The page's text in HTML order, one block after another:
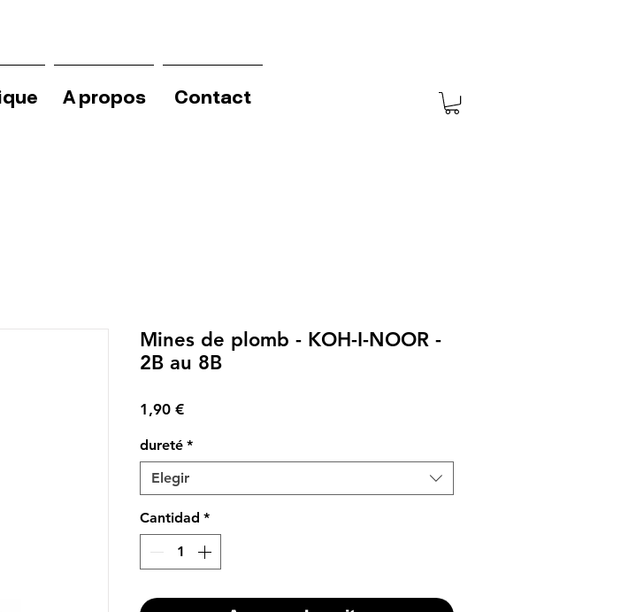
A propos Contact
Mines de plomb - KOH-I-NOOR -
2B au 8B
1,90 €Precio
dureté *
Elegir
Cantidad *